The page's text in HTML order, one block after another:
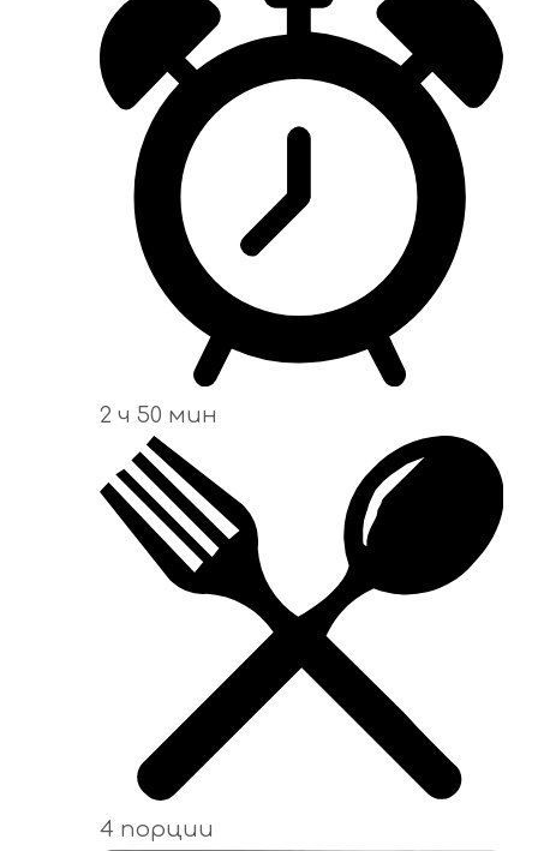
2 ч 50 мин
4 порции